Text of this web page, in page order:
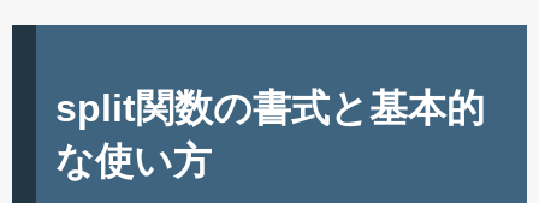
split関数の書式と基本的
な使い方